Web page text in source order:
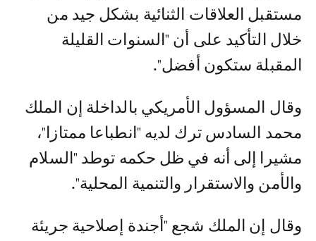
مستقبل العلاقات الثنائية بشكل جيد من
خلال التأكيد على أن "السنوات القليلة
المقبلة ستكون أفضل".
وقال المسؤول الأمريكي بالداخلة إن الملك
محمد السادس ترك لديه "انطباعا ممتازا"،
مشيرا إلى أنه في ظل حكمه توطد "السلام
والأمن والاستقرار والتنمية المحلية".
وقال إن الملك شجع "أجندة إصلاحية جريئة